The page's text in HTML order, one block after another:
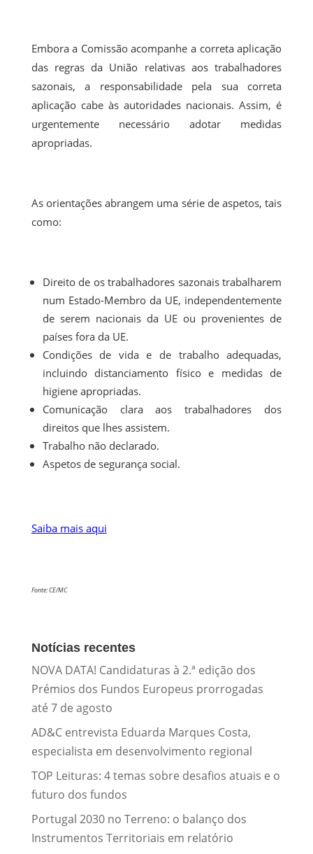
Embora a Comissão acompanhe a correta aplicação
das regras da União relativas aos trabalhadores
sazonais, a responsabilidade pela sua correta
aplicação cabe às autoridades nacionais. Assim, é
urgentemente necessário adotar medidas
apropriadas.
As orientações abrangem uma série de aspetos, tais
como:
Direito de os trabalhadores sazonais trabalharem
num Estado-Membro da UE, independentemente
de serem nacionais da UE ou provenientes de
países fora da UE.
Condições de vida e de trabalho adequadas,
incluindo distanciamento físico e medidas de
higiene apropriadas.
Comunicação clara aos trabalhadores dos
direitos que lhes assistem.
Trabalho não declarado.
Aspetos de segurança social.
Saiba mais aqui
Fonte: CE/MC
Notícias recentes
NOVA DATA! Candidaturas à 2.ª edição dos
Prémios dos Fundos Europeus prorrogadas
até 7 de agosto
AD&C entrevista Eduarda Marques Costa,
especialista em desenvolvimento regional
TOP Leituras: 4 temas sobre desafios atuais e o
futuro dos fundos
Portugal 2030 no Terreno: o balanço dos
Instrumentos Territoriais em relatório